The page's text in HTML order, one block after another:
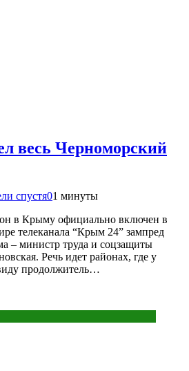
весь Черноморский
спустя01 минуты
в Крыму официально включен в
телеканала “Крым 24” зампред
– министр труда и соцзащиты
Речь идет районах, где у
продолжитель…